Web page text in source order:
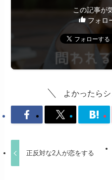
この記事が
フォロ
よかったら
正反対な2人が恋をする